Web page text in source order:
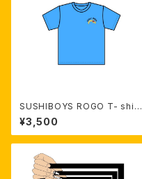
SUSHIBOYS ROGO T- shirt
（blue）【受注生産】
¥3,500